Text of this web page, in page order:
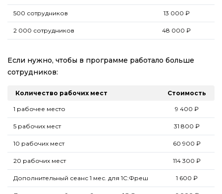
500 сотрудников 13 000 ₽
2 000 сотрудников 48 000 ₽
Если нужно, чтобы в программе работало больше
сотрудников:
Количество рабочих мест Стоимость
1 рабочее место 9 400 ₽
5 рабочих мест 31 800 ₽
10 рабочих мест 60 900 ₽
20 рабочих мест 114 300 ₽
Дополнительный сеанс 1 мес. для 1С:Фреш 1 600 ₽